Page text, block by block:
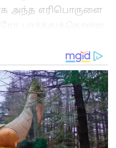
அந்த எரிபொருளை
நல்ல விஷயம் தான்
மட்டுமே பெட்ரோல்
உதவாது.
போறீங்களா?
வங்கி..